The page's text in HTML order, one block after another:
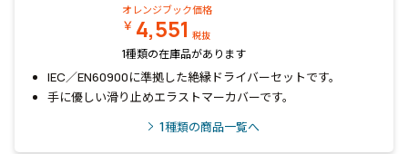
オレンジブック価格
￥ 4,551 税抜
1種類の在庫品があります
IEC／EN60900に準拠した絶縁ドライバーセットです。
手に優しい滑り止めエラストマーカバーです。
1種類の商品一覧へ